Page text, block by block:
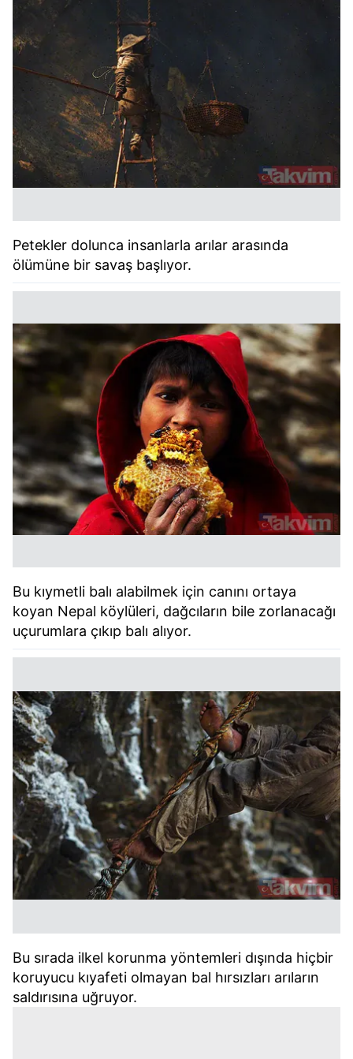
Petekler dolunca insanlarla arılar arasında
ölümüne bir savaş başlıyor.
Bu kıymetli balı alabilmek için canını ortaya
koyan Nepal köylüleri, dağcıların bile zorlanacağı
uçurumlara çıkıp balı alıyor.
Bu sırada ilkel korunma yöntemleri dışında hiçbir
koruyucu kıyafeti olmayan bal hırsızları arıların
saldırısına uğruyor.